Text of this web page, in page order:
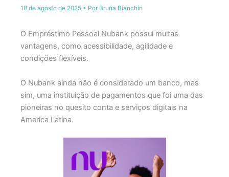
18 de agosto de 2025 • Por Bruna Bianchin
O Empréstimo Pessoal Nubank possui muitas
vantagens, como acessibilidade, agilidade e
condições flexíveis.
O Nubank ainda não é considerado um banco, mas
sim, uma instituição de pagamentos que foi uma das
pioneiras no quesito conta e serviços digitais na
America Latina.